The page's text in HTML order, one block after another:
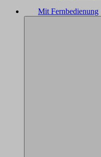
Mit Fernbedienung